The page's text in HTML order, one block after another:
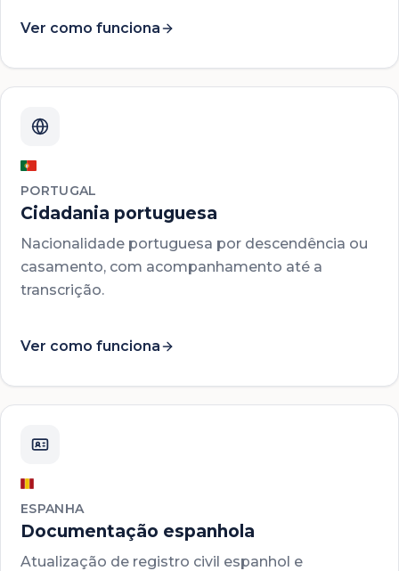
Ver como funciona
PORTUGAL
Cidadania portuguesa
Nacionalidade portuguesa por descendência ou
casamento, com acompanhamento até a
transcrição.
Ver como funciona
ESPANHA
Documentação espanhola
Atualização de registro civil espanhol e